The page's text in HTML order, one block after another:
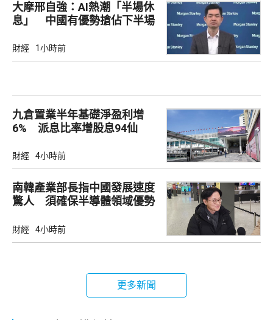
大摩邢自強：AI熱潮「半場休
息」 中國有優勢搶佔下半場
財經 1小時前
九倉置業半年基礎淨盈利增
6% 派息比率增股息94仙
財經 4小時前
南韓產業部長指中國發展速度
驚人 須確保半導體領域優勢
財經 4小時前
更多新聞